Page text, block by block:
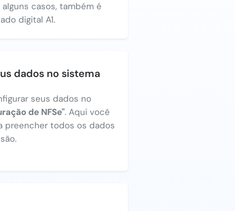
casos, também é
digital A1.
dados no sistema
seus dados no
de NFSe". Aqui você
preencher todos os dados